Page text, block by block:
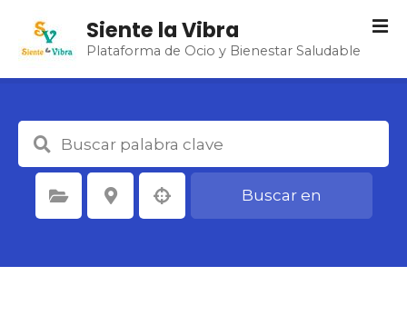
t
e
Siente la Vibra
Plataforma de Ocio y Bienestar Saludable
Seleccione la categoría Seleccione la ubicación Buscar en